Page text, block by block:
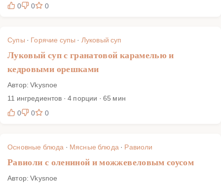
0
0 0
Супы · Горячие супы · Луковый суп
Луковый суп с гранатовой карамелью и
кедровыми орешками
Автор: Vkysnoe
11 ингредиентов · 4 порции · 65 мин
0
0 0
Основные блюда · Мясные блюда· Равиоли
Равиоли с олениной и можжевеловым соусом
Автор: Vkysnoe